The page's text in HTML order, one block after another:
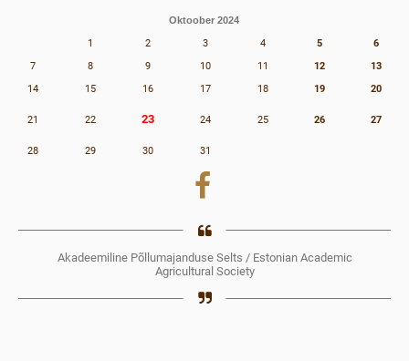
Oktoober 2024
1 2 3 4 5
6
7
8 9 10 11 12
13
14
15 16 17 18 19 20
21 22 23 24 25 26 27
28 29 30 31
Akadeemiline Põllumajanduse Selts / Estonian Academic
Agricultural Society